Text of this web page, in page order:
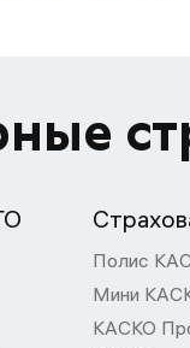
Полис
Мини
КАСКО